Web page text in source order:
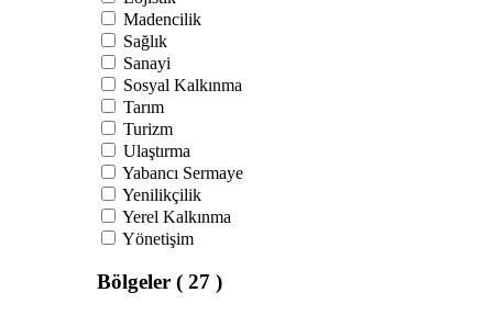
Madencilik
Sağlık
Sanayi
Sosyal Kalkınma
Tarım
Turizm
Ulaştırma
Yabancı Sermaye
Yenilikçilik
Yerel Kalkınma
Yönetişim
Bölgeler ( 27 )